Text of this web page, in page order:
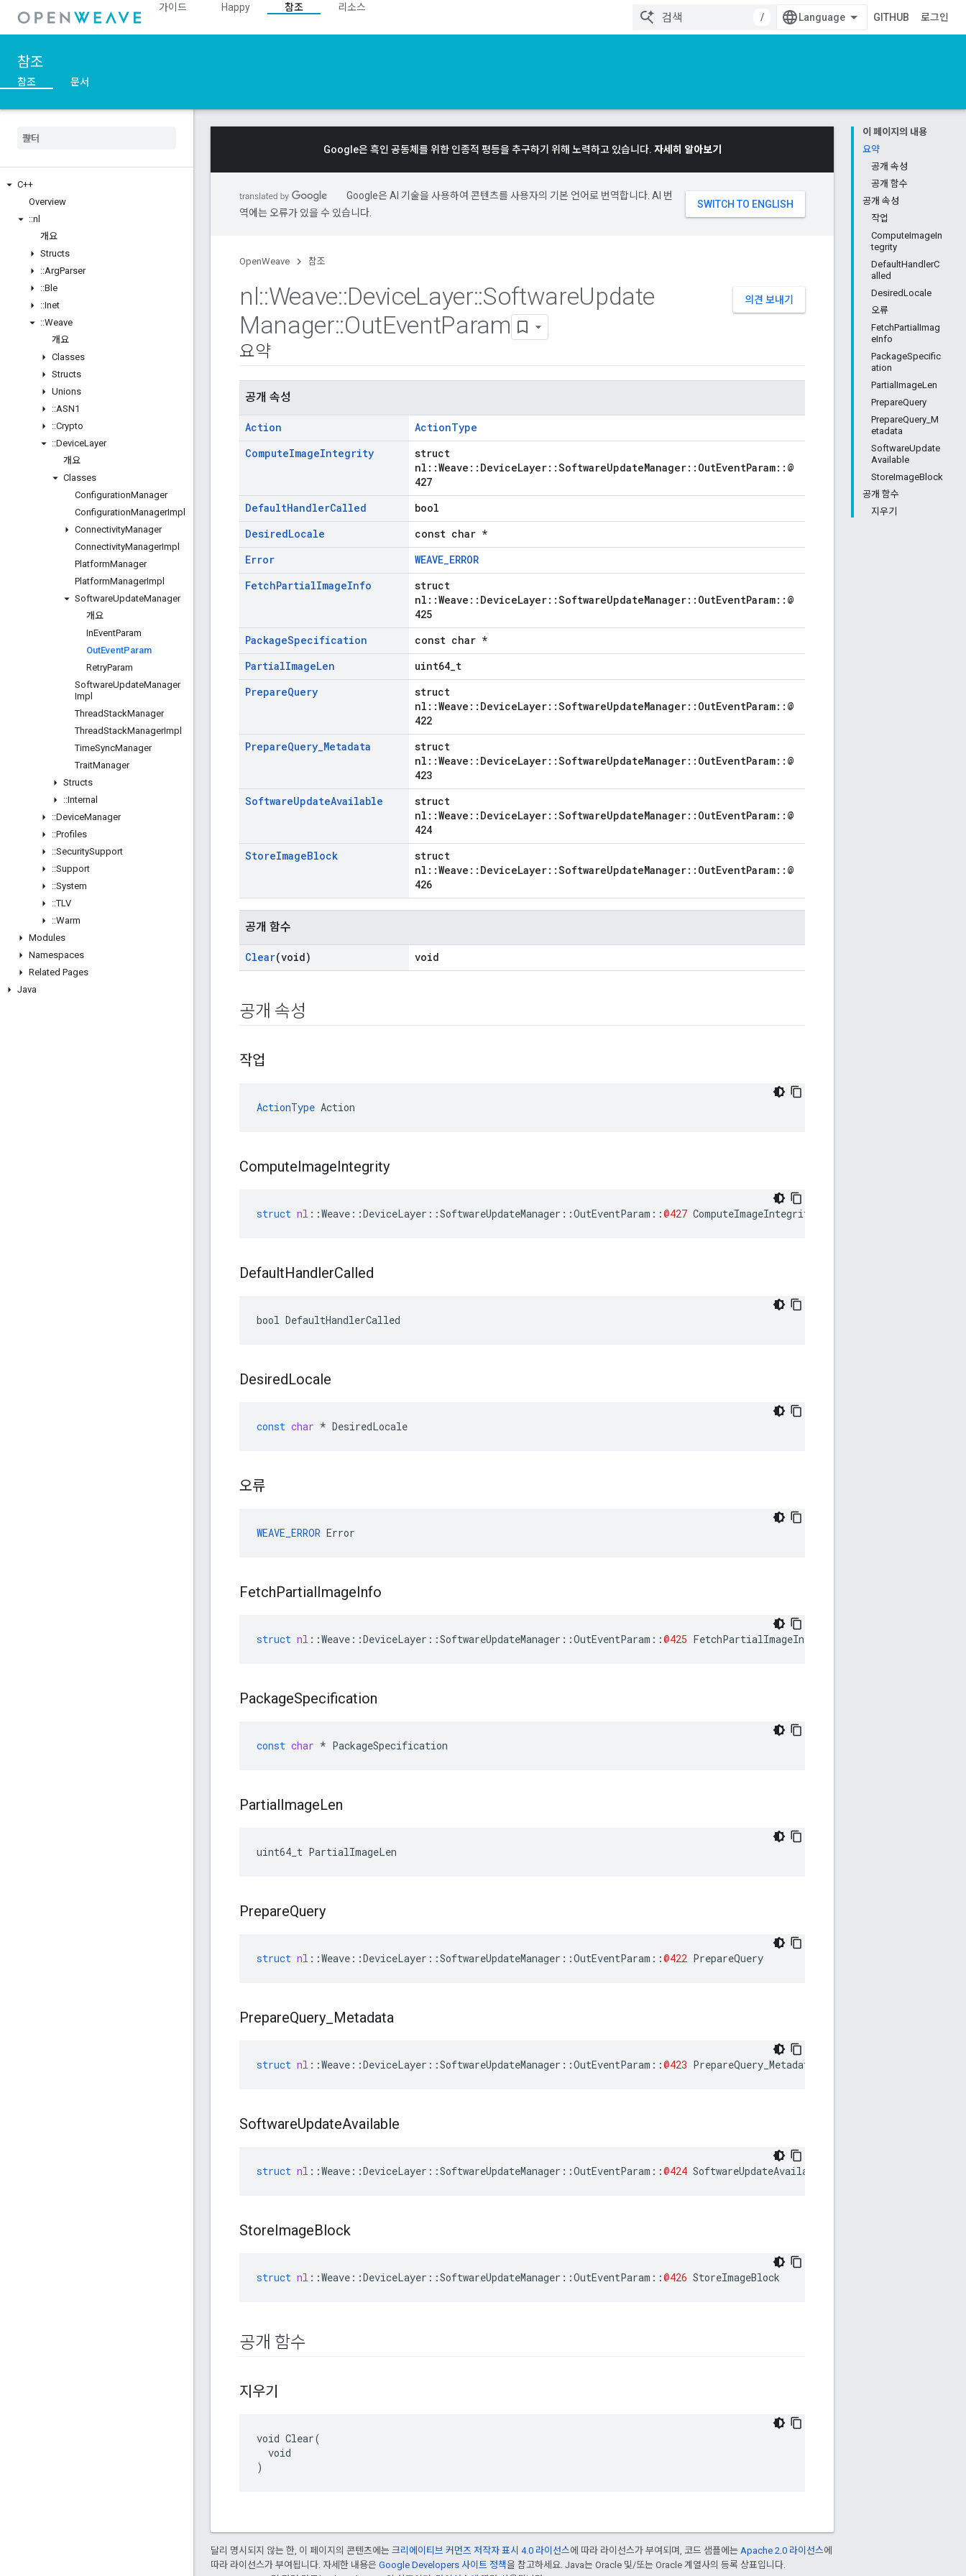
가이드 Happy 참조
리소스
/
GITHUB 로그인
참조
참조 문서
C++
Overview
::nl
개요
Structs
::ArgParser
::Ble
::Inet
::Weave
개요
Classes
Structs
Unions
::ASN1
::Crypto
::DeviceLayer
개요
Classes
ConfigurationManager
ConfigurationManagerImpl
ConnectivityManager
ConnectivityManagerImpl
PlatformManager
PlatformManagerImpl
SoftwareUpdateManager
개요
InEventParam
OutEventParam
RetryParam
SoftwareUpdateManager
Impl
ThreadStackManager
ThreadStackManagerImpl
TimeSyncManager
TraitManager
Structs
::Internal
::DeviceManager
::Profiles
::SecuritySupport
::Support
::System
::TLV
::Warm
Modules
Namespaces
Related Pages
Java
이 페이지의 내용
요약
공개 속성
공개 함수
공개 속성
작업
ComputeImageIn
tegrity
DefaultHandlerC
alled
DesiredLocale
오류
FetchPartialImag
eInfo
PackageSpecific
ation
PartialImageLen
PrepareQuery
PrepareQuery_M
etadata
SoftwareUpdate
Available
StoreImageBlock
공개 함수
지우기
Google은 흑인 공동체를 위한 인종적 평등을 추구하기 위해 노력하고 있습니다. 자세히 알아보기
Google은 AI 기술을 사용하여 콘텐츠를 사용자의 기본 언어로 번역합니다. AI 번
역에는 오류가 있을 수 있습니다.
OpenWeave 참조
의견 보내기
nl::Weave::DeviceLayer::SoftwareUpdate
Manager::OutEventParam
요약
공개 속성
Action
ActionType
ComputeImageIntegrity
struct
nl::Weave::DeviceLayer::SoftwareUpdateManager::OutEventParam::@
427
DefaultHandlerCalled
bool
DesiredLocale
const char *
Error
WEAVE_ERROR
FetchPartialImageInfo
struct
nl::Weave::DeviceLayer::SoftwareUpdateManager::OutEventParam::@
425
PackageSpecification
const char *
PartialImageLen
uint64_t
PrepareQuery
struct
nl::Weave::DeviceLayer::SoftwareUpdateManager::OutEventParam::@
422
PrepareQuery_Metadata
struct
nl::Weave::DeviceLayer::SoftwareUpdateManager::OutEventParam::@
423
SoftwareUpdateAvailable
struct
nl::Weave::DeviceLayer::SoftwareUpdateManager::OutEventParam::@
424
StoreImageBlock
struct
nl::Weave::DeviceLayer::SoftwareUpdateManager::OutEventParam::@
426
공개 함수
Clear(void) void
공개 속성
작업
ActionType Action
ComputeImageIntegrity
struct nl ::Weave ::DeviceLayer ::SoftwareUpdateManager ::OutEventParam ::@427 ComputeImageIntegrity
DefaultHandlerCalled
bool DefaultHandlerCalled
DesiredLocale
const char * DesiredLocale
오류
WEAVE_ERROR Error
FetchPartialImageInfo
struct nl ::Weave ::DeviceLayer ::SoftwareUpdateManager ::OutEventParam ::@425 FetchPartialImageInfo
PackageSpecification
const char * PackageSpecification
PartialImageLen
uint64_t PartialImageLen
PrepareQuery
struct nl ::Weave ::DeviceLayer ::SoftwareUpdateManager ::OutEventParam ::@422 PrepareQuery
PrepareQuery Metadata
struct nl ::Weave ::DeviceLayer ::SoftwareUpdateManager ::OutEventParam ::@423 PrepareQuery_Metadata
SoftwareUpdateAvailable
struct nl ::Weave ::DeviceLayer ::SoftwareUpdateManager ::OutEventParam ::@424 SoftwareUpdateAvailable
StoreImageBlock
struct nl ::Weave ::DeviceLayer ::SoftwareUpdateManager ::OutEventParam ::@426 StoreImageBlock
공개 함수
지우기
void Clear(
  void
)
달리 명시되지 않는 한, 이 페이지의 콘텐츠에는 크리에이티브 커먼즈 저작자 표시 4.0 라이선스에 따라 라이선스가 부여되며, 코드 샘플에는 Apache 2.0 라이선스에
따라 라이선스가 부여됩니다. 자세한 내용은 Google Developers 사이트 정책을 참고하세요. Java는 Oracle 및/또는 Oracle 계열사의 등록 상표입니다.